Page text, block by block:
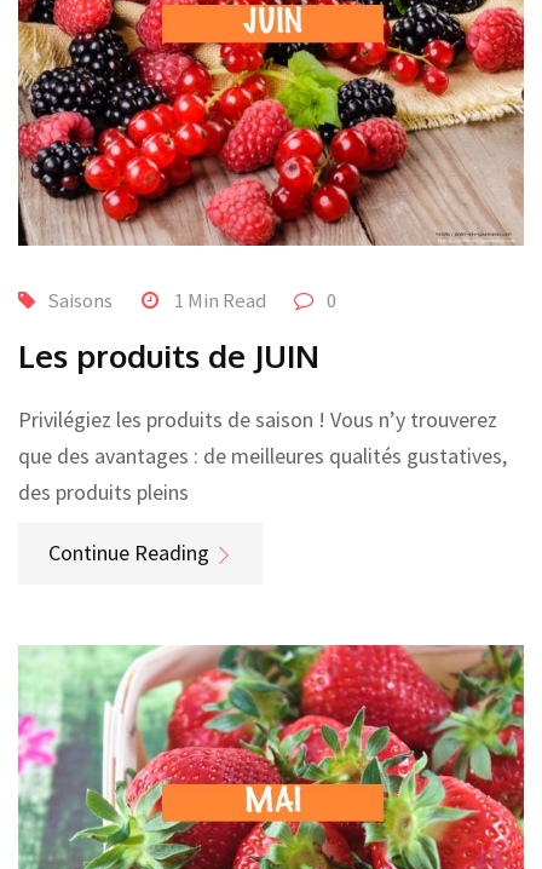
Saisons 1 Min Read 0
Les produits de JUIN
Privilégiez les produits de saison ! Vous n’y trouverez
que des avantages : de meilleures qualités gustatives,
des produits pleins
Continue Reading